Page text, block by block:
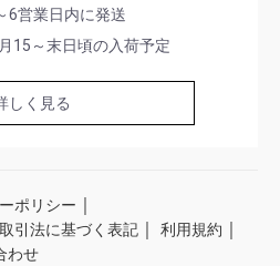
6営業日内に発送
15～末日頃の入荷予定
しく見る
ポリシー
引法に基づく表記 利用規約
わせ